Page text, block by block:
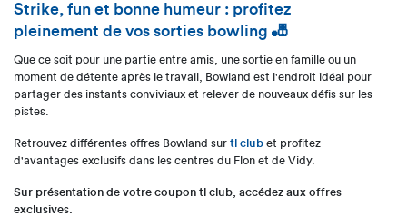
Strike, fun et bonne humeur : profitez
pleinement de vos sorties bowling 🎳
Que ce soit pour une partie entre amis, une sortie en famille ou un
moment de détente après le travail, Bowland est l'endroit idéal pour
partager des instants conviviaux et relever de nouveaux défis sur les
pistes.
Retrouvez différentes offres Bowland sur tl club et profitez
d'avantages exclusifs dans les centres du Flon et de Vidy.
Sur présentation de votre coupon tl club, accédez aux offres
exclusives.